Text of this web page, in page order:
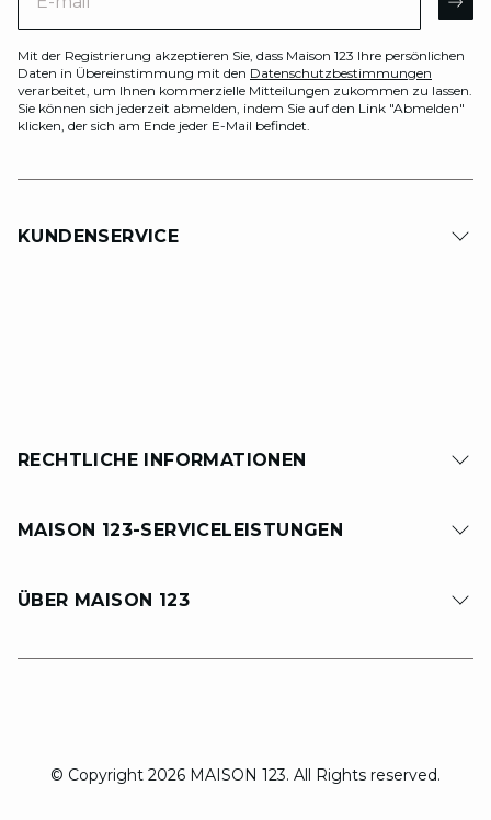
Mit der Registrierung akzeptieren Sie, dass Maison 123 Ihre persönlichen
Daten in Übereinstimmung mit den Datenschutzbestimmungen
verarbeitet, um Ihnen kommerzielle Mitteilungen zukommen zu lassen.
Sie können sich jederzeit abmelden, indem Sie auf den Link "Abmelden"
klicken, der sich am Ende jeder E-Mail befindet.
KUNDENSERVICE
RECHTLICHE INFORMATIONEN
MAISON 123-SERVICELEISTUNGEN
ÜBER MAISON 123
© Copyright 2026 MAISON 123. All Rights reserved.